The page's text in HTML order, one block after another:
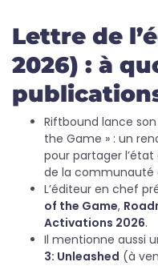
Lettre de
2026) : à
Riftbound lance
the Game » : un
pour partager
de la communauté
L’éditeur en chef
of the Game,
Activations 2026.
Il mentionne aussi
3: Unleashed (à